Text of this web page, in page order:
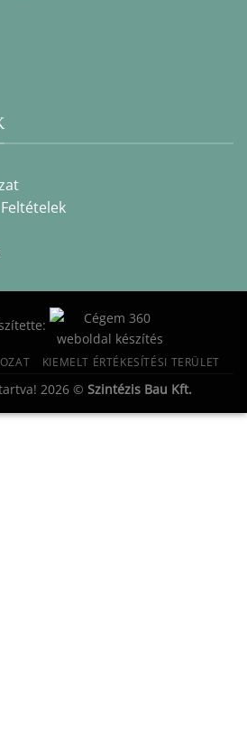
KIEMELT ÉRTÉKESÍTÉSI TERÜLET
2026 © Szintézis Bau Kft.